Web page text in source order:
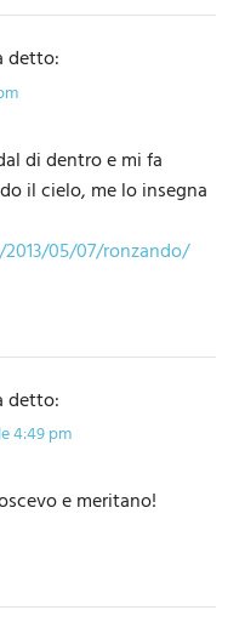
detto:
di dentro e mi fa
il cielo, me lo insegna
05/07/ronzando/
detto:
4:49 pm
e meritano!